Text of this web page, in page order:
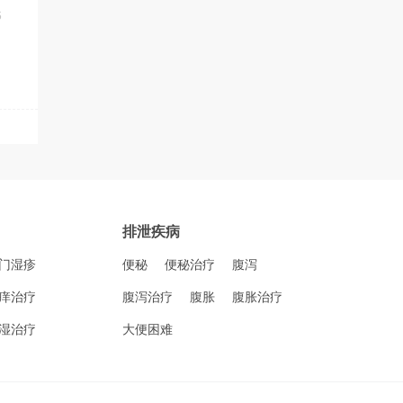
湿疹
治疗
治疗
排泄疾病
便秘 便秘治疗 腹泻
腹泻治疗 腹胀 腹胀治疗
大便困难